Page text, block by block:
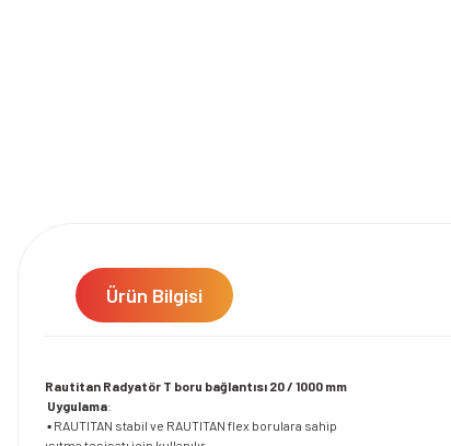
Ürün Bilgisi
Rautitan Radyatör T boru bağlantısı 20 / 1000 mm
Uygulama:
▪ RAUTITAN stabil ve RAUTITAN flex borulara sahip